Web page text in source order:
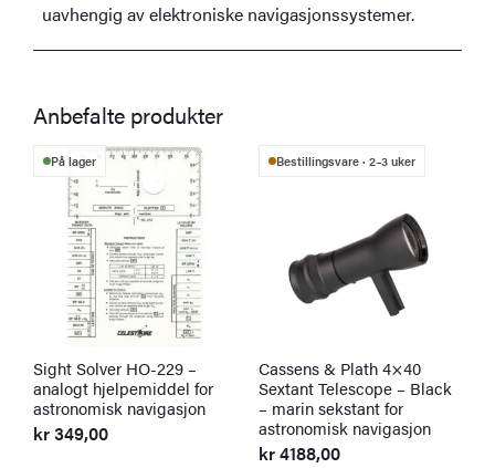
uavhengig av elektroniske navigasjonssystemer.
Anbefalte produkter
På lager
Sight Solver HO-229 –
analogt hjelpemiddel for
astronomisk navigasjon
kr349,00
Bestillingsvare · 2–3 uker
Cassens & Plath 4×40
Sextant Telescope – Black
– marin sekstant for
astronomisk navigasjon
kr4188,00